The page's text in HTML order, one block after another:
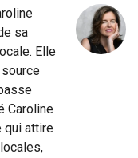
sa
Elle
Caroline
qui attire